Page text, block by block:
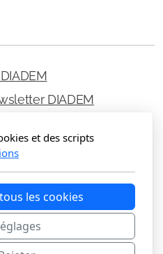
DIADEM
des données personnelles|
- Tous droits réservés
et des scripts
les cookies